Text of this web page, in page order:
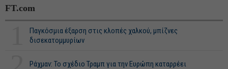
FT.com
Παγκόσμια έξαρση στις κλοπές χαλκού, μπίζνες
δισεκατομμυρίων
Ράχμαν: Το σχέδιο Τραμπ για την Ευρώπη καταρρέει